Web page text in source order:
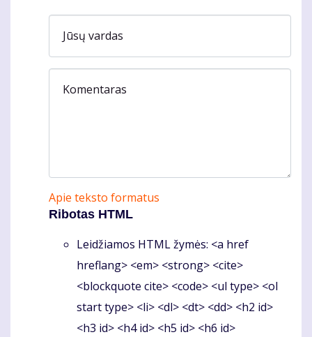
Jūsų vardas
Komentaras
Apie teksto formatus
Ribotas HTML
Leidžiamos HTML žymės: <a href
hreflang> <em> <strong> <cite>
<blockquote cite> <code> <ul type> <ol
start type> <li> <dl> <dt> <dd> <h2 id>
<h3 id> <h4 id> <h5 id> <h6 id>